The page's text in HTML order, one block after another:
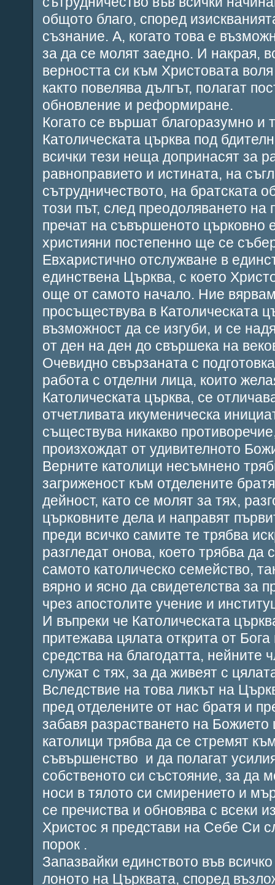
общото благо, според
съзнание. А, когато това е
за да се молят заедно. И накрая,
верността си към Христовата
както повелява дългът, полагат
обновление и реформиране.
Когато се вършат благоразумно и
Католическата църква под
всички тези неща допринасят за
равноправието и истината, на
сътрудничеството, на братската
този път, след преодоляването на
пречат на съвършеното църковно
християни постепенно ще се
Евхаристично отслужване в
единствена Църква, с което
още от самото начало. Ние
просъществува в Католическата
възможност да се изгуби, и се
от ден на ден до свършека на
Очевидно свързаната с
работа с отделни лица, които
Католическата църква, се
отчетливата икуменическа
съществува никакво
произхождат от удивителното
Верните католици несъмнено
загриженост към отделените
дейност, като се молят за тях,
църковните дела и направят
преди всичко самите те трябва
разгледат онова, което трябва да
самото католическо семейство,
вярно и ясно да свидетелства за
чрез апостолите учение и
И въпреки че Католическата
притежава цялата открита от
средства на благодатта, нейните
служат с тях, за да живеят с
Вследствие на това ликът на
пред отделените от нас братя и
забавя разрастването на Божието
католици трябва да се стремят
съвършенство и да полагат
собственото си състояние, за да
носи в тялото си смирението и
се пречиства и обновява с всеки
Христос я представи на Себе Си
порок .
Запазвайки единството във
лоното на Църквата, според